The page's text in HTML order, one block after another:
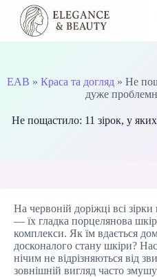
Перейти
вмісту
EAB »Краса та догляд »Не
дуже
Не пощастило: 11 зірок, у
На червоній доріжці всі
— їх гладка порцелянова
комплекси. Як їм вдається
досконалого стану шкіри?
нічим не відрізняються від
зовнішній вигляд часто